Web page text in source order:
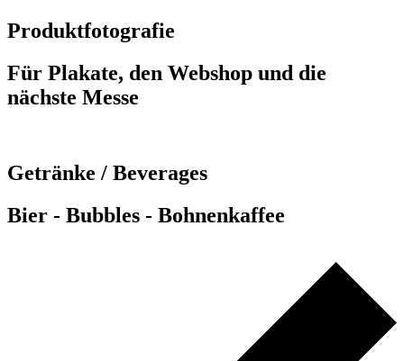
Produktfotografie
Für Plakate, den Webshop und die
nächste Messe
Getränke / Beverages
Bier - Bubbles - Bohnenkaffee